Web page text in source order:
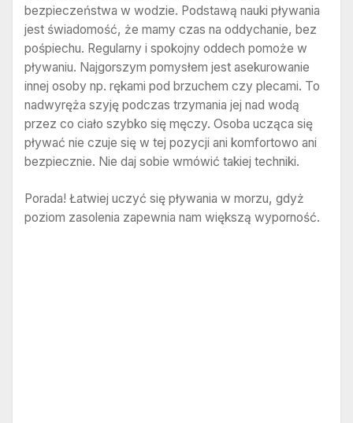
bezpieczeństwa w wodzie. Podstawą nauki pływania
jest świadomość, że mamy czas na oddychanie, bez
pośpiechu. Regularny i spokojny oddech pomoże w
pływaniu. Najgorszym pomysłem jest asekurowanie
innej osoby np. rękami pod brzuchem czy plecami. To
nadwyręża szyję podczas trzymania jej nad wodą
przez co ciało szybko się męczy. Osoba ucząca się
pływać nie czuje się w tej pozycji ani komfortowo ani
bezpiecznie. Nie daj sobie wmówić takiej techniki.
Porada! Łatwiej uczyć się pływania w morzu, gdyż
poziom zasolenia zapewnia nam większą wyporność.